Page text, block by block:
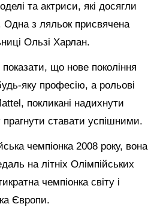
та актриси, які досягли
Одна з ляльок присвячена
Ользі Харлан.
показати, що нове покоління
яку професію, а рольові
покликані надихнути
прагнути ставати успішними.
чемпіонка 2008 року, вона
на літніх Олімпійських
чемпіонка світу і
Європи.